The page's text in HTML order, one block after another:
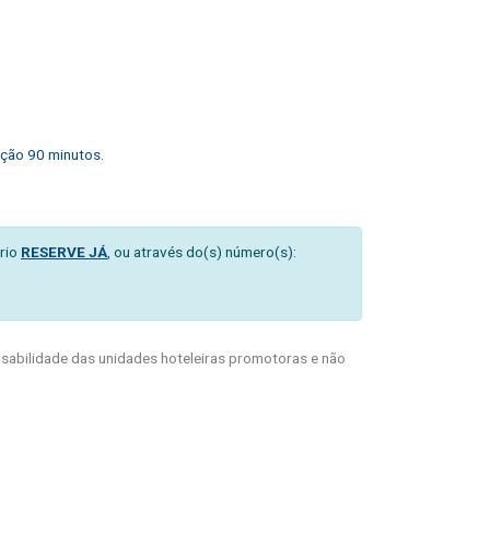
90 minutos.
RESERVE JÁ, ou através do(s) número(s):
das unidades hoteleiras promotoras e não